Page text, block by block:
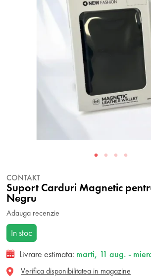
CONTAKT
Suport Carduri Magnetic
Negru
Adauga recenzie
In stoc
Livrare estimata: marti, 11 aug. -
Verifica disponibilitatea in magazine